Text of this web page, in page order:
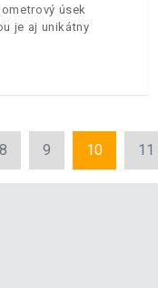
úsek
je aj unikátny
8 9 10 11